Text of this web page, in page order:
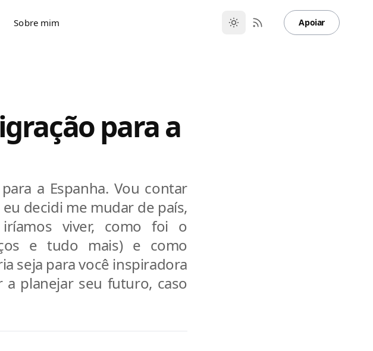
Sobre mim Apoiar
para a
a Espanha. Vou contar
decidi me mudar de país,
viver, como foi o
e tudo mais) e como
seja para você inspiradora
planejar seu futuro, caso